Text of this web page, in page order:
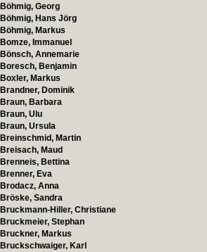
Böhmig, Georg
Böhmig, Hans Jörg
Böhmig, Markus
Bomze, Immanuel
Bönsch, Annemarie
Boresch, Benjamin
Boxler, Markus
Brandner, Dominik
Braun, Barbara
Braun, Ulu
Braun, Ursula
Breinschmid, Martin
Breisach, Maud
Brenneis, Bettina
Brenner, Eva
Brodacz, Anna
Bröske, Sandra
Bruckmann-Hiller, Christiane
Bruckmeier, Stephan
Bruckner, Markus
Bruckschwaiger, Karl